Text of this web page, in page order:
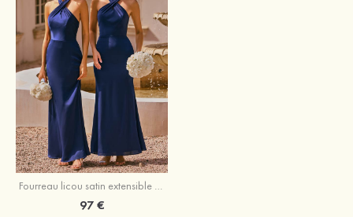
Fourreau licou satin extensible longueur ras du sol robe de demoiselle d'honneur avec noeud papillon
97 €